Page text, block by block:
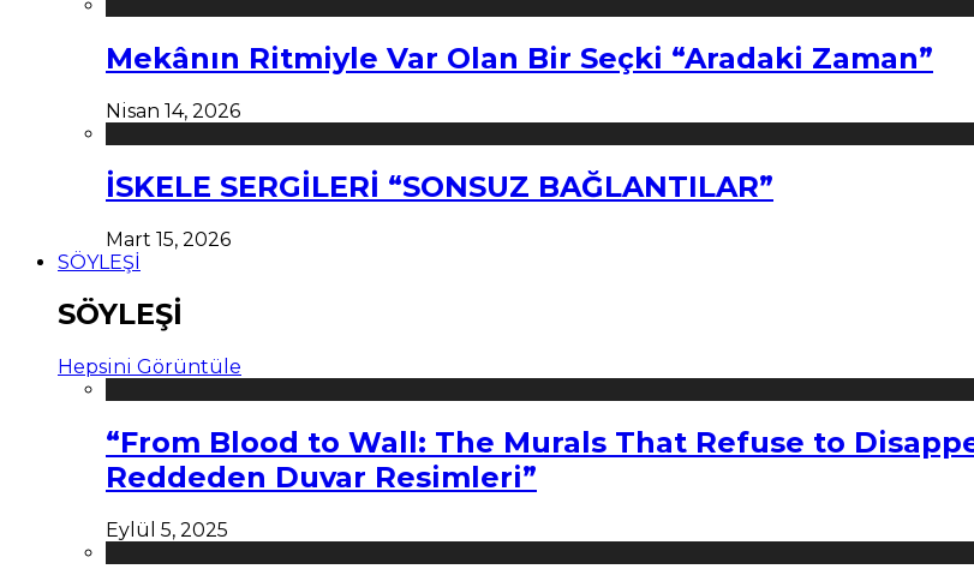
Mekânın Ritmiyle Var Olan Bir Seçki “Aradaki Zaman”
Nisan 14, 2026
İSKELE SERGİLERİ “SONSUZ BAĞLANTILAR”
Mart 15, 2026
SÖYLEŞİ
SÖYLEŞİ
Hepsini Görüntüle
“From Blood to Wall: The Murals That Refuse to
Reddeden Duvar Resimleri”
Eylül 5, 2025